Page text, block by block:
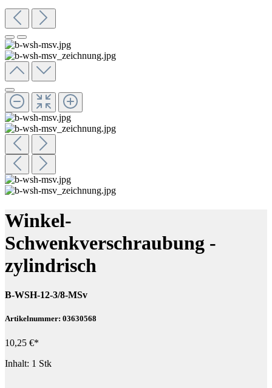
Winkel-
Schwenkverschraubung -
zylindrisch
B-WSH-12-3/8-MSv
Artikelnummer: 03630568
10,25 €*
Inhalt: 1 Stk